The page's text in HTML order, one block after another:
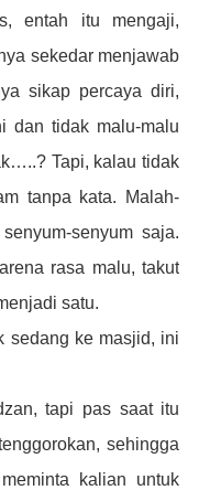
entah itu mengaji,
sekedar menjawab
sikap percaya diri,
dan tidak malu-malu
Tapi, kalau tidak
tanpa kata. Malah-
senyum saja.
rasa malu, takut
satu.
sedang ke masjid, ini
tapi pas saat itu
sehingga
kalian untuk